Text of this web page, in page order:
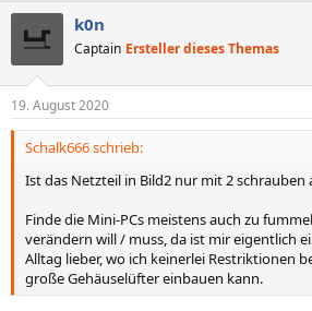
k0n
Captain Ersteller dieses Themas
19. August 2020
Schalk666 schrieb:
Ist das Netzteil in Bild2 nur mit 2 schrauben
Finde die Mini-PCs meistens auch zu
verändern will / muss, da ist mir eigentlich
Alltag lieber, wo ich keinerlei Restriktionen
große Gehäuselüfter einbauen kann.